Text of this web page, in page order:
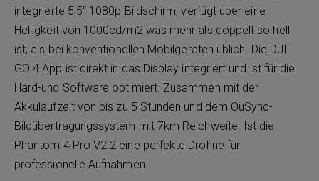
integrierte 5,5“ 1080p Bildschirm, verfügt über eine
Helligkeit von 1000cd/m2 was mehr als doppelt so hell
ist, als bei konventionellen Mobilgeräten üblich. Die DJI
GO 4 App ist direkt in das Display integriert und ist für die
Hard-und Software optimiert. Zusammen mit der
Akkulaufzeit von bis zu 5 Stunden und dem OuSync-
Bildübertragungssystem mit 7km Reichweite. Ist die
Phantom 4 Pro V2.2 eine perfekte Drohne für
professionelle Aufnahmen.